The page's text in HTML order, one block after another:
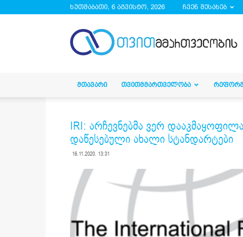
ხუთშაბათი, 6 აგვისტო, 2026 ჩვენ შესახებ
ᲛᲗᲐᲕᲐᲠᲘ ᲗᲕᲘᲗᲛᲛᲐᲠᲗᲕᲔᲚᲝᲑᲐ
IRI: არჩევნებმა ვერ
დაწესებული ახალი სტანდარტები
16.11.2020. 13:31